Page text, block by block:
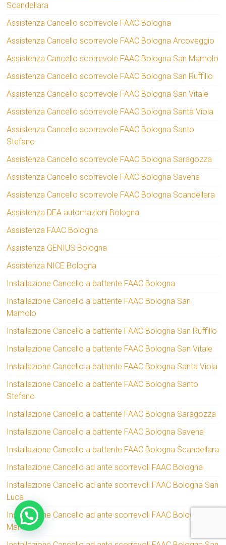
Scandellara
Assistenza Cancello scorrevole FAAC Bologna
Assistenza Cancello scorrevole FAAC Bologna Arcoveggio
Assistenza Cancello scorrevole FAAC Bologna San Mamolo
Assistenza Cancello scorrevole FAAC Bologna San Ruffillo
Assistenza Cancello scorrevole FAAC Bologna San Vitale
Assistenza Cancello scorrevole FAAC Bologna Santa Viola
Assistenza Cancello scorrevole FAAC Bologna Santo
Stefano
Assistenza Cancello scorrevole FAAC Bologna Saragozza
Assistenza Cancello scorrevole FAAC Bologna Savena
Assistenza Cancello scorrevole FAAC Bologna Scandellara
Assistenza DEA automazioni Bologna
Assistenza FAAC Bologna
Assistenza GENIUS Bologna
Assistenza NICE Bologna
Installazione Cancello a battente FAAC Bologna
Installazione Cancello a battente FAAC Bologna San
Mamolo
Installazione Cancello a battente FAAC Bologna San Ruffillo
Installazione Cancello a battente FAAC Bologna San Vitale
Installazione Cancello a battente FAAC Bologna Santa Viola
Installazione Cancello a battente FAAC Bologna Santo
Stefano
Installazione Cancello a battente FAAC Bologna Saragozza
Installazione Cancello a battente FAAC Bologna Savena
Installazione Cancello a battente FAAC Bologna Scandellara
Installazione Cancello ad ante scorrevoli FAAC Bologna
Installazione Cancello ad ante scorrevoli FAAC Bologna San
Luca
Installazione Cancello ad ante scorrevoli FAAC Bologna San
Mamolo